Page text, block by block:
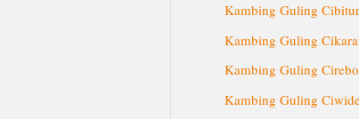
Kambing Guling
Kambing Guling
Kambing Guling
Kambing Guling